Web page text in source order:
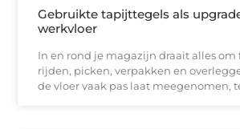
Gebruikte tapijttegels als
werkvloer
In en rond je magazijn draait alles om
rijden, picken, verpakken en
de vloer vaak pas laat meegenomen,